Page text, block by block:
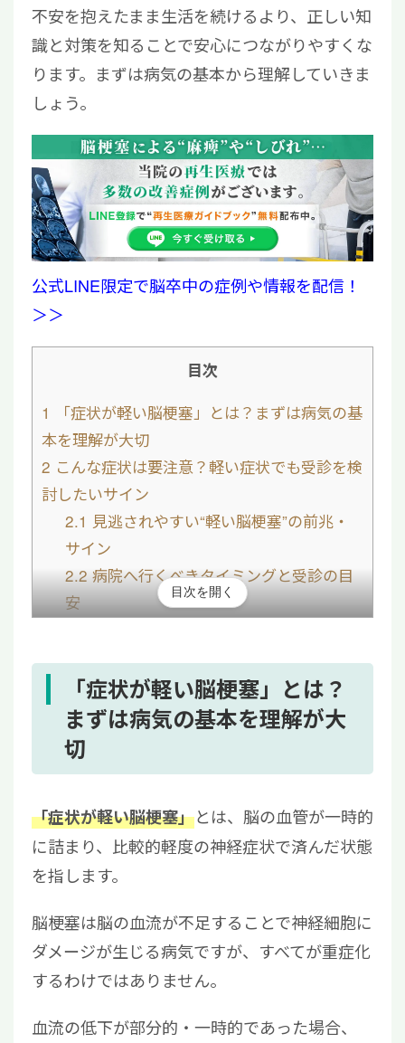
不安を抱えたまま生活を続けるより、正しい知
識と対策を知ることで安心につながりやすくな
ります。まずは病気の基本から理解していきま
しょう。
公式LINE限定で脳卒中の症例や情報を配信！
＞＞
目次
1
「症状が軽い脳梗塞」とは？まずは病気の基
本を理解が大切
2 こんな症状は要注意？軽い症状でも受診を検
討したいサイン
2.1 見逃されやすい“軽い脳梗塞”の前兆・
サイン
2.2病院へ行くべきタイミングと受診の目
安
脳梗塞後の後遺症に対する再生医療というア
プローチ
症状が軽い脳梗塞でも、将来のために「今で
きる対策」を
目次を開く
「症状が軽い脳梗塞」とは？
まずは病気の基本を理解が大
切
「症状が軽い脳梗塞」とは、脳の血管が一時的
に詰まり、比較的軽度の神経症状で済んだ状態
を指します。
脳梗塞は脳の血流が不足することで神経細胞に
ダメージが生じる病気ですが、すべてが重症化
するわけではありません。
血流の低下が部分的・一時的であった場合、